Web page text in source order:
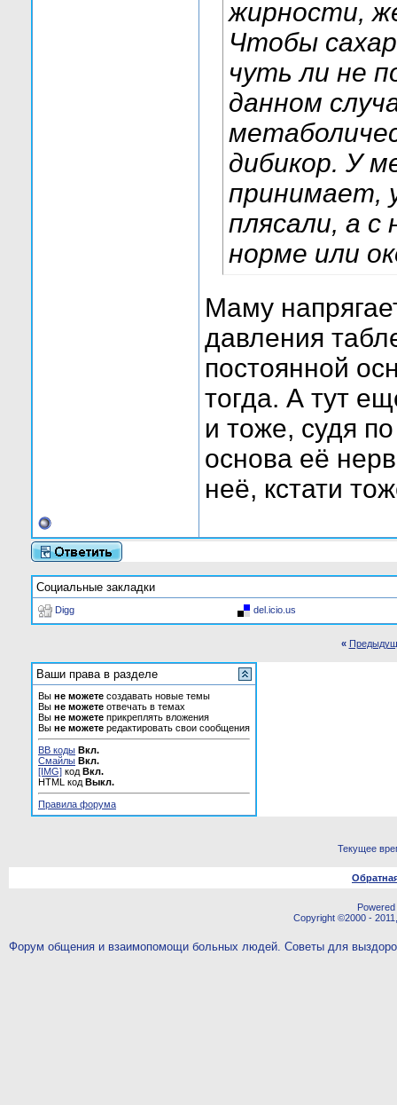
жирности,
Чтобы
чуть ли не
данном
дибикор. У
принимает,
плясали, а с
норме или
Маму
давления
постоянной
тогда. А тут
и тоже, судя
основа её
неё, кстати
Социальные закладки
Digg del.icio.us
«
Ваши права в разделе
Вы не можете создавать новые темы
Вы не можете отвечать в темах
Вы не можете прикреплять вложения
Вы не можете редактировать свои сообщения
BB коды Вкл.
Смайлы Вкл.
[IMG] код Вкл.
HTML код Выкл.
Правила форума
Текущее
Copyright ©2000 -
Форум общения и взаимопомощи больных людей. Советы для